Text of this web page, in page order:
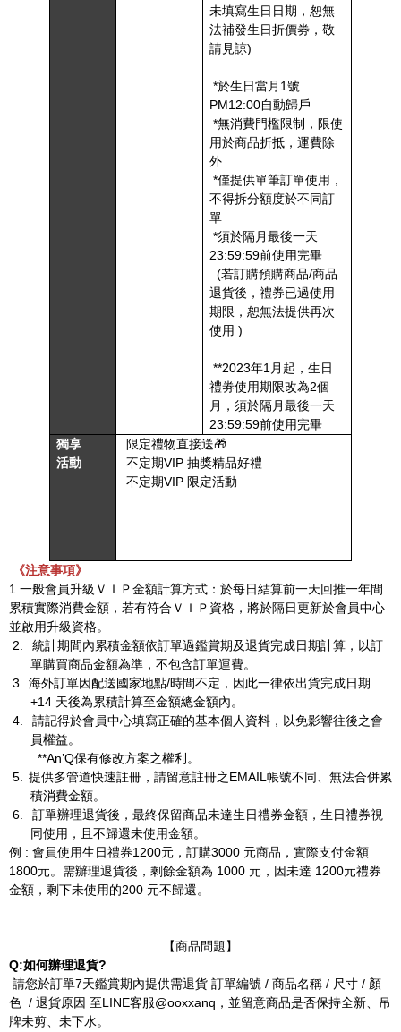
未填寫生日日期，恕無
法補發生日折價劵，敬
請見諒)
*於生日當月 1號
PM12:00自動歸戶
*無消費門檻限制，限使
用於商品折抵，運費除
外
*僅提供單筆訂單使用，
不得拆分額度於不同訂
單
*須於隔月最後一天
23:59:59前使用完畢
(若訂購預購商品/商品
退貨後，禮券已過使用
期限，恕無法提供再次
使用)
**2023年1 月起，生日
禮劵使用期限改為2個
月，須於隔月最後一天
23:59:59前使用完畢
獨享
活動
限定禮物直接送🎁
不定期VIP 抽獎精品好禮
不定期VIP 限定活動
《注意事項》
1. 一般會員升級ＶＩＰ金額計算方式：於每日結算前一天回推一年間
累積實際消費金額，若有符合ＶＩＰ資格，將於隔日更新於會員中心
並啟用升級資格。
2.
統計期間內累積金額依訂單過鑑賞期及退貨完成日期計算，以訂
單購買商品金額為準，不包含訂單運費。
3.
海外訂單因配送國家地點/時間不定，因此一律依出貨完成日期
+14 天後為累積計算至金額總金額內。
4.
請記得於會員中心填寫正確的基本個人資料，以免影響往後之會
員權益。
**An’Q保有修改方案之權利。
5.
提供多管道快速註冊，請留意註冊之EMAIL 帳號不同、無法合併累
積消費金額。
6.
訂單辦理退貨後，最終保留商品未達生日禮券金額，生日禮券視
同使用，且不歸還未使用金額。
例 : 會員使用生日禮券1200元，訂購3000 元商品，實際支付金額
1800元。需辦理退貨後，剩餘金額為 1000 元，因未達 1200元禮券
金額，剩下未使用的200 元不歸還。
【商品問題】
Q:如何辦理退貨?
請您於訂單7天鑑賞期內提供需退貨 訂單編號 / 商品名稱 / 尺寸 / 顏
色 / 退貨原因 至LINE客服@ooxxanq，並留意商品是否保持全新、吊
牌未剪、未下水。